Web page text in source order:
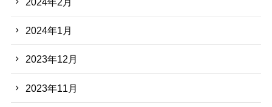
2024年1月
2023年12月
2023年11月